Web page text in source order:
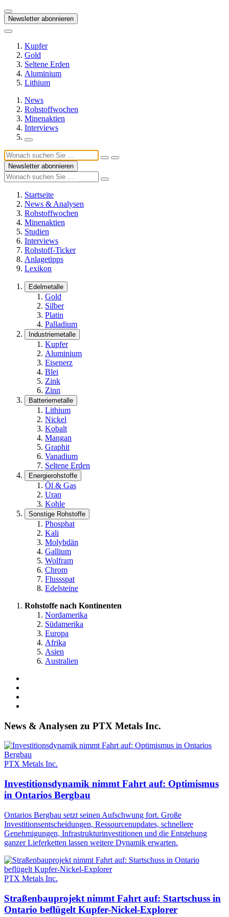
Newsletter abonnieren
Kupfer
Gold
Seltene Erden
Aluminium
Lithium
News
Rohstoffwochen
Minenaktien
Interviews
Newsletter abonnieren
Startseite
News & Analysen
Rohstoffwochen
Minenaktien
Studien
Interviews
Rohstoff-Ticker
Anlagetipps
Lexikon
Edelmetalle
Gold
Silber
Platin
Palladium
Industriemetalle
Kupfer
Aluminium
Eisenerz
Blei
Zink
Zinn
Batteriemetalle
Lithium
Nickel
Kobalt
Mangan
Graphit
Vanadium
Seltene Erden
Energierohstoffe
Öl & Gas
Uran
Kohle
Sonstige Rohstoffe
Phosphat
Kali
Molybdän
Gallium
Wolfram
Chrom
Flussspat
Edelsteine
Rohstoffe nach Kontinenten
Nordamerika
Südamerika
Europa
Afrika
Asien
Australien
News & Analysen zu PTX Metals Inc.
PTX Metals Inc.
Investitionsdynamik nimmt Fahrt auf: Optimismus
in Ontarios Bergbau
Ontarios Bergbau setzt seinen Aufschwung fort. Große
Investitionsentscheidungen, Ressourcenupdates, schnellere
Genehmigungen, Infrastrukturinvestitionen und die Entstehung
ganzer Lieferketten lassen weitere Dynamik erwarten.
PTX Metals Inc.
Straßenbauprojekt nimmt Fahrt auf: Startschuss in
Ontario beflügelt Kupfer-Nickel-Explorer